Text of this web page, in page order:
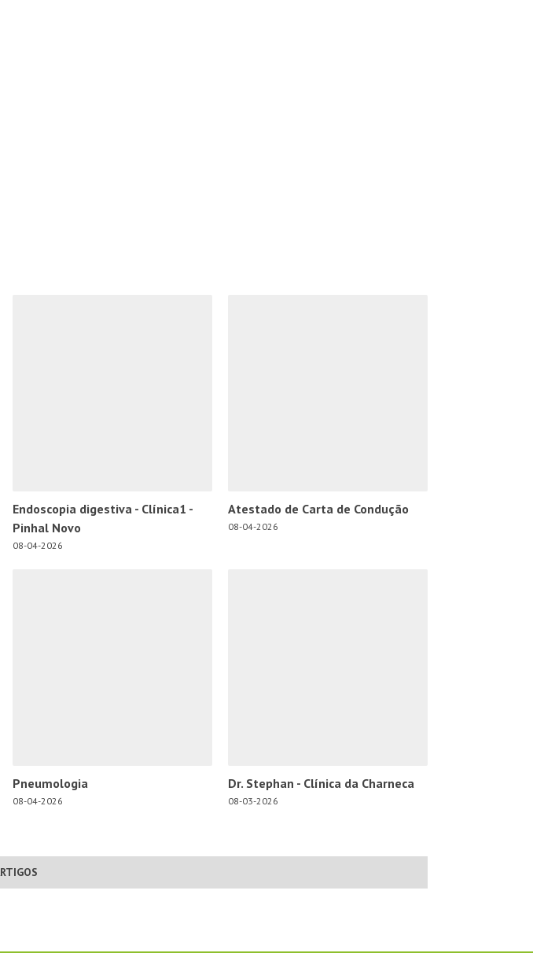
Endoscopia digestiva - Clínica1 -
Pinhal Novo
08-04-2026
Atestado de Carta de Condução
08-04-2026
Pneumologia
08-04-2026
Dr. Stephan - Clínica da Charneca
08-03-2026